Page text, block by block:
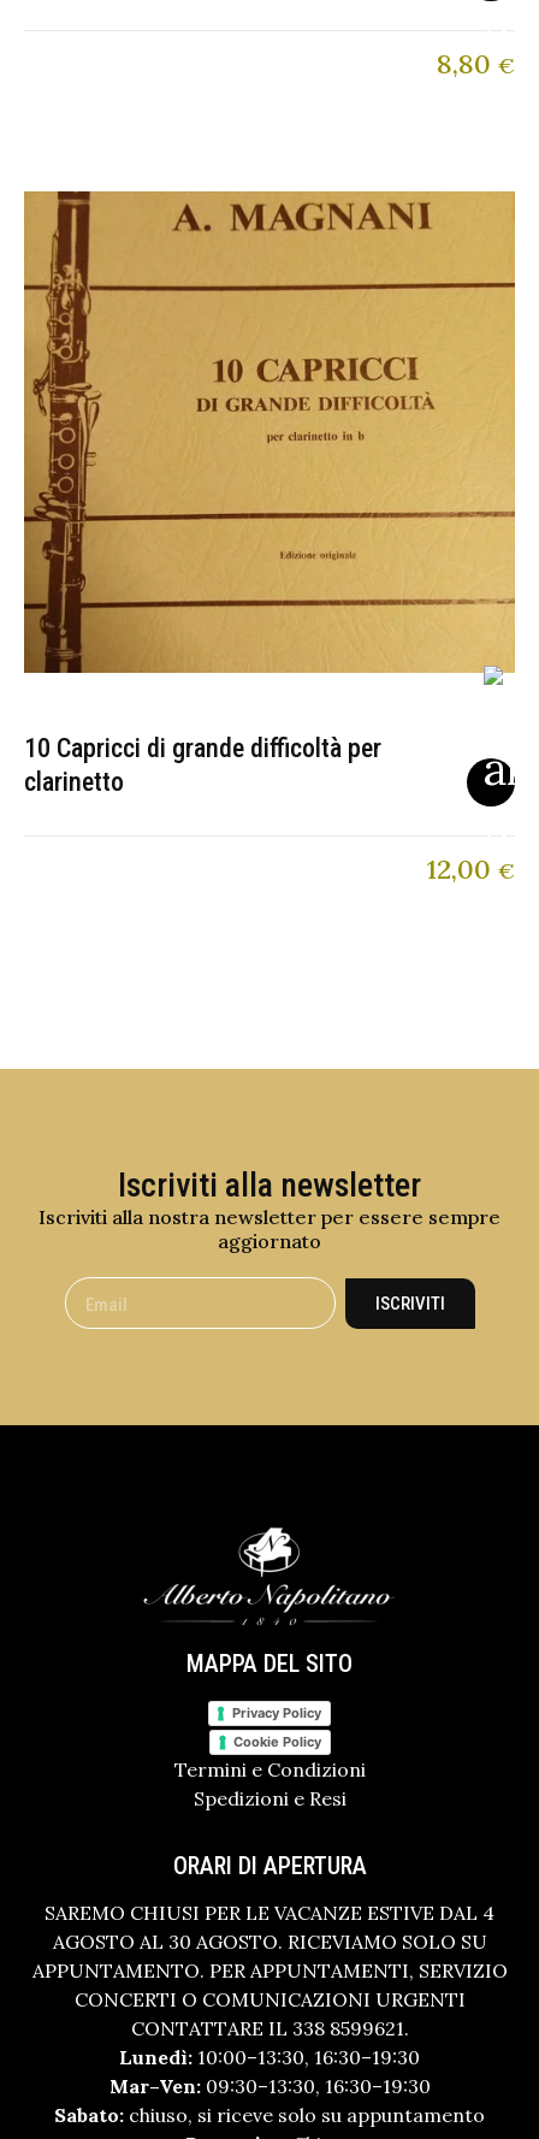
8,80 €
10 Capricci di grande difficoltà per
clarinetto
12,00 €
Iscriviti alla newsletter
Iscriviti alla nostra newsletter per essere sempre
aggiornato
ISCRIVITI
MAPPA DEL SITO
Privacy Policy
Cookie Policy
Termini e Condizioni
Spedizioni e Resi
ORARI DI APERTURA
SAREMO CHIUSI PER LE VACANZE ESTIVE DAL 4
AGOSTO AL 30 AGOSTO. RICEVIAMO SOLO SU
APPUNTAMENTO. PER APPUNTAMENTI, SERVIZIO
CONCERTI O COMUNICAZIONI URGENTI
CONTATTARE IL 338 8599621.
Lunedì: 10:00–13:30, 16:30–19:30
Mar–Ven:09:30–13:30, 16:30–19:30
Sabato: chiuso, si riceve solo su appuntamento